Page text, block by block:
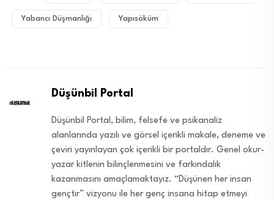
Yabancı Düşmanlığı Yapısöküm
Düşünbil Portal
Düşünbil Portal, bilim, felsefe ve psikanaliz
alanlarında yazılı ve görsel içerikli makale, deneme ve
çeviri yayınlayan çok içerikli bir portaldır. Genel okur-
yazar kitlenin bilinçlenmesini ve farkındalık
kazanmasını amaçlamaktayız. “Düşünen her insan
gençtir” vizyonu ile her genç insana hitap etmeyi